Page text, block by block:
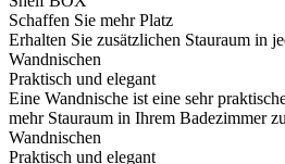
Schaffen Sie mehr Platz
Erhalten Sie zusätzlichen Stauraum in
Wandnischen
Praktisch und elegant
Eine Wandnische ist eine sehr
mehr Stauraum in Ihrem Badezimmer
Wandnischen
Praktisch und elegant